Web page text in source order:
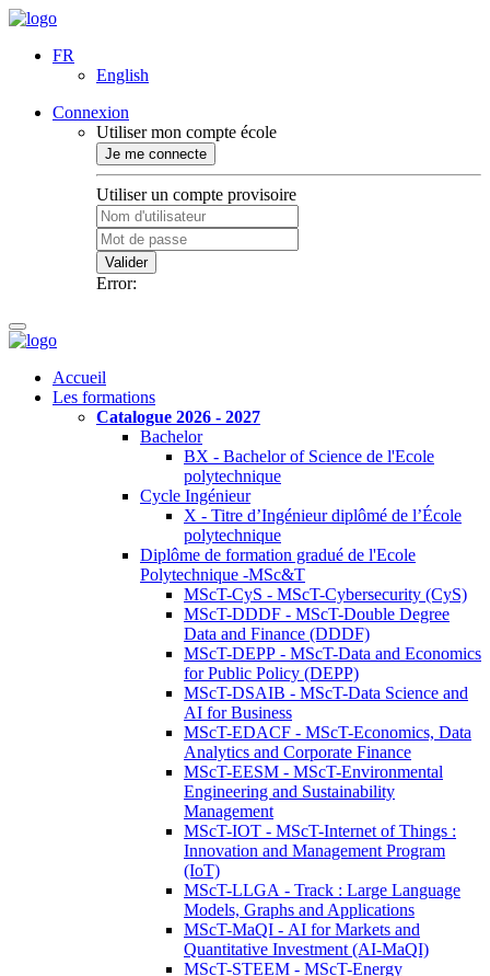
FR
English
Connexion
Utiliser mon compte école
Je me connecte
Utiliser un compte provisoire
Valider
Error:
Accueil
Les formations
Catalogue 2026 - 2027
Bachelor
BX - Bachelor of Science de l'Ecole
polytechnique
Cycle Ingénieur
X - Titre d’Ingénieur diplômé de l’École
polytechnique
Diplôme de formation gradué de l'Ecole
Polytechnique -MSc&T
MScT-CyS - MScT-Cybersecurity (CyS)
MScT-DDDF - MScT-Double Degree
Data and Finance (DDDF)
MScT-DEPP - MScT-Data and Economics
for Public Policy (DEPP)
MScT-DSAIB - MScT-Data Science and
AI for Business
MScT-EDACF - MScT-Economics, Data
Analytics and Corporate Finance
MScT-EESM - MScT-Environmental
Engineering and Sustainability
Management
MScT-IOT - MScT-Internet of Things :
Innovation and Management Program
(IoT)
MScT-LLGA - Track : Large Language
Models, Graphs and Applications
MScT-MaQI - AI for Markets and
Quantitative Investment (AI-MaQI)
MScT-STEEM - MScT-Energy